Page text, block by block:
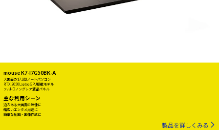
mouse K7-I7G50BK-A
大画面の17.3型ノートパソコン
RTX 2050 Laptop GPU搭載モデル
フルHDノングレア液晶パネル
主な利用シーン
迫力ある大画面の映像に
幅広いエンタメ用途に
簡単な動画・画像作成に
製品を詳しくみる